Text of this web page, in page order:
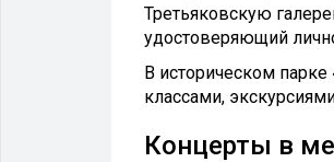
Третьяковскую
удостоверяющий
В историческом
классами,
Концерты в